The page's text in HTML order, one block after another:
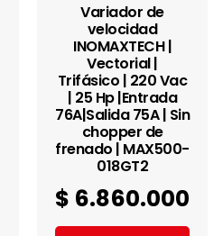
Variador de
velocidad
INOMAXTECH |
Vectorial |
Trifásico | 220 Vac
| 25 Hp |Entrada
76A|Salida 75A | Sin
chopper de
frenado | MAX500-
018GT2
$ 6.860.000